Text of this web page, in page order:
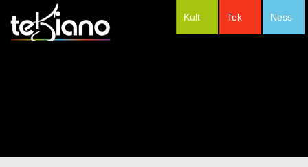
Ness
Tek
Kult